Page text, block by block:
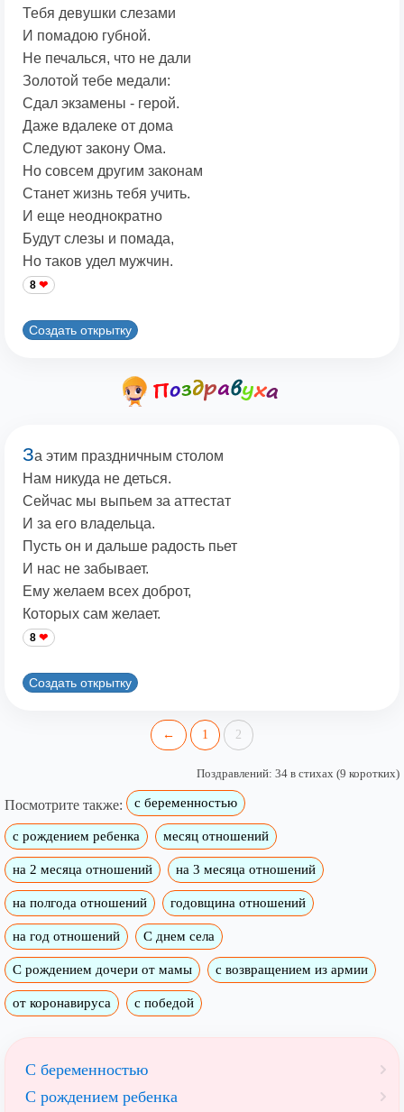
Тебя девушки слезами
И помадою губной.
Не печалься, что не дали
Золотой тебе медали:
Сдал экзамены - герой.
Даже вдалеке от дома
Следуют закону Ома.
Но совсем другим законам
Станет жизнь тебя учить.
И еще неоднократно
Будут слезы и помада,
Но таков удел мужчин.
8
Создать открытку
За этим праздничным столом
Нам никуда не деться.
Сейчас мы выпьем за аттестат
И за его владельца.
Пусть он и дальше радость пьет
И нас не забывает.
Ему желаем всех доброт,
Которых сам желает.
8
Создать открытку
← 1 2
Поздравлений: 34 в стихах (9 коротких)
Посмотрите также: с беременностью
с рождением ребенка месяц отношений
на 2 месяца отношений на 3 месяца отношений
на полгода отношений годовщина отношений
на год отношений С днем села
С рождением дочери от мамы с возвращением из армии
от коронавируса с победой
С беременностью
С рождением ребенка